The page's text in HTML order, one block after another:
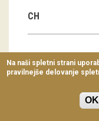
Predavanja
Delavnice
Vodeni ogledi
CH
CN
Na naši spletni strani
pravilnejše delovanje
OK